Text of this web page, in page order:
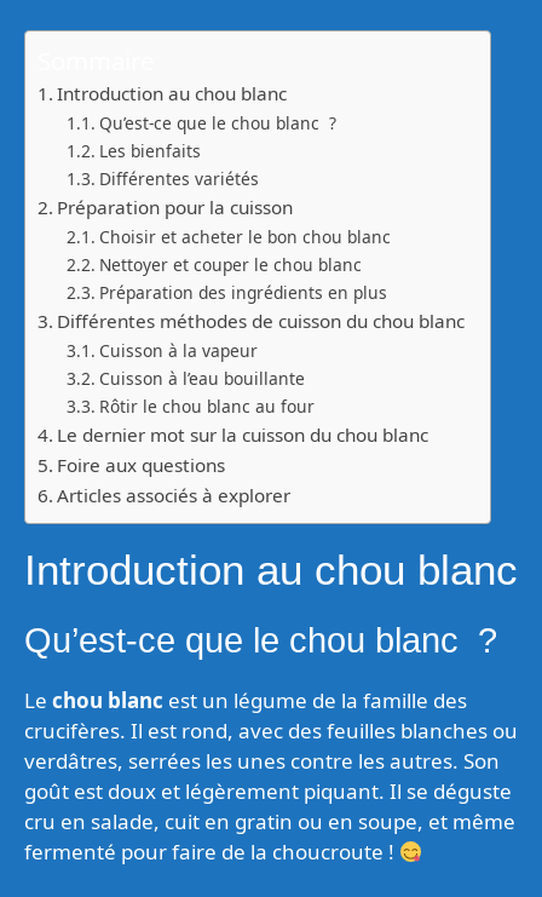
Introduction au chou blanc
Qu’est-ce que le chou blanc ?
Les bienfaits
Différentes variétés
Préparation pour la cuisson
Choisir et acheter le bon chou blanc
Nettoyer et couper le chou blanc
Préparation des ingrédients en plus
Différentes méthodes de cuisson du chou blanc
Cuisson à la vapeur
Cuisson à l’eau bouillante
Rôtir le chou blanc au four
Le dernier mot sur la cuisson du chou blanc
Foire aux questions
Articles associés à explorer
Introduction au chou blanc
Qu’est-ce que le chou blanc ?
Le chou blanc est un légume de la famille des
crucifères. Il est rond, avec des feuilles blanches ou
verdâtres, serrées les unes contre les autres. Son
goût est doux et légèrement piquant. Il se déguste
cru en salade, cuit en gratin ou en soupe, et même
fermenté pour faire de la choucroute !